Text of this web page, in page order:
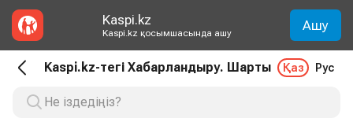
Kaspi.kz
Kaspi.kz қосымшасында ашу Ашу
Kaspi.kz-тегі Хабарландыру. Шарты Қаз Рус